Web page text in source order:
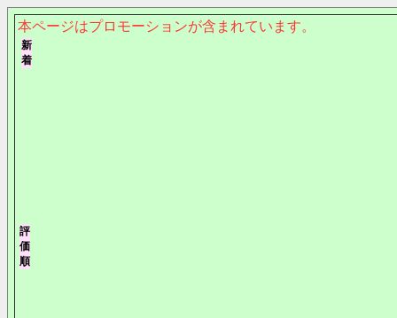
本ページはプロモーションが含まれています。